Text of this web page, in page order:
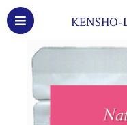
KENSHO-